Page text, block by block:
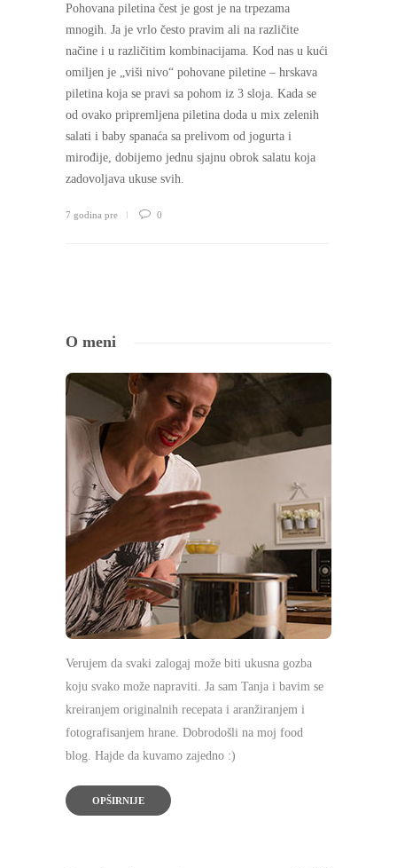
Pohovana piletina čest je gost je na trpezama
mnogih. Ja je vrlo često pravim ali na različite
načine i u različitim kombinacijama. Kod nas u kući
omiljen je „viši nivo“ pohovane piletine – hrskava
piletina koja se pravi sa pohom iz 3 sloja. Kada se
od ovako pripremljena piletina doda u mix zelenih
salati i baby spanaća sa prelivom od jogurta i
mirođije, dobijemo jednu sjajnu obrok salatu koja
zadovoljava ukuse svih.
7 godina pre 0
O meni
Verujem da svaki zalogaj može biti ukusna gozba
koju svako može napraviti. Ja sam Tanja i bavim se
kreiranjem originalnih recepata i aranžiranjem i
fotografisanjem hrane. Dobrodošli na moj food
blog. Hajde da kuvamo zajedno :)
OPŠIRNIJE